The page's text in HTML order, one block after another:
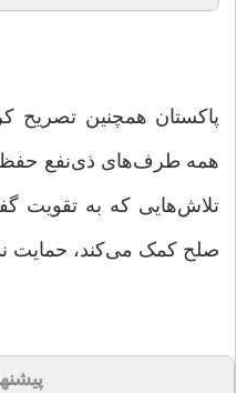
پاکستان همچنین تصریح
همه طرف‌های ذی‌نفع حفظ
تلاش‌هایی که به تقویت
صلح کمک می‌کند، حمایت